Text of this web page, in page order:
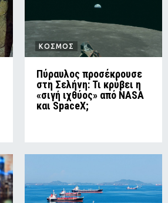
ΚΟΣΜΟΣ
Πύραυλος προσέκρουσε
στη Σελήνη: Τι κρύβει η
«σιγή ιχθύος» από NASA
και SpaceX;